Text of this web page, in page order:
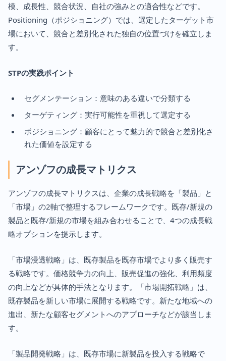
模、成長性、競合状況、自社の強みとの適合性などです。
Positioning（ポジショニング）では、選定したターゲット市
場において、競合と差別化された独自の位置づけを確立しま
す。
STPの実践ポイント
セグメンテーション：意味のある違いで分類する
ターゲティング：実行可能性を重視して選定する
ポジショニング：顧客にとって魅力的で競合と差別化さ
れた価値を設定する
アンゾフの成長マトリクス
アンゾフの成長マトリクスは、企業の成長戦略を「製品」と
「市場」の2軸で整理するフレームワークです。既存/新規の
製品と既存/新規の市場を組み合わせることで、4つの成長戦
略オプションを提示します。
「市場浸透戦略」は、既存製品を既存市場でより多く販売す
る戦略です。価格競争力の向上、販売促進の強化、利用頻度
の向上などが具体的手法となります。「市場開拓戦略」は、
既存製品を新しい市場に展開する戦略です。新たな地域への
進出、新たな顧客セグメントへのアプローチなどが該当しま
す。
「製品開発戦略」は、既存市場に新製品を投入する戦略で